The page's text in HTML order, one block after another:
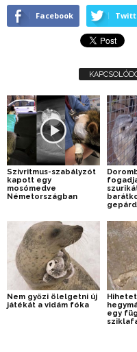
Facebook
Szívritmus-szabályzót
kapott egy
mosómedve
Németországban
gepárd
Nem győzi ölelgetni új
játékát a vidám fóka
egy